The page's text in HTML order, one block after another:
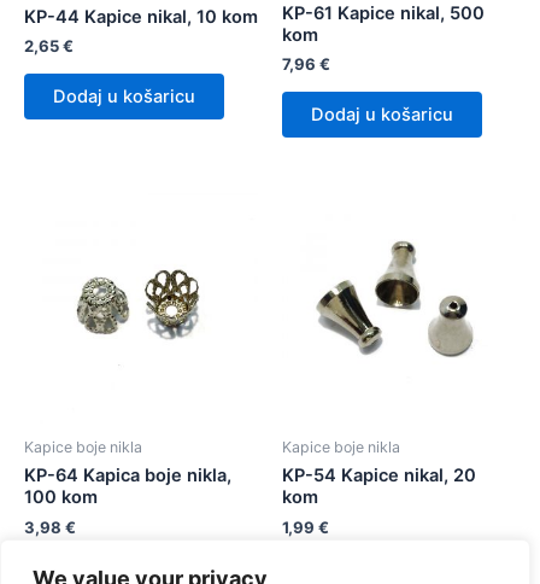
We value your privacy
KP-44 Kapice nikal, 10 kom
2,65€
Dodaj u košaricu
KP-61 Kapice nikal, 500
kom
7,96 €
Dodaj u košaricu
Kapice boje nikla
KP-64 Kapica boje nikla,
100 kom
3,98 €
Dodaj u košaricu
Kapice boje nikla
KP-54 Kapice nikal, 20
kom
1,99 €